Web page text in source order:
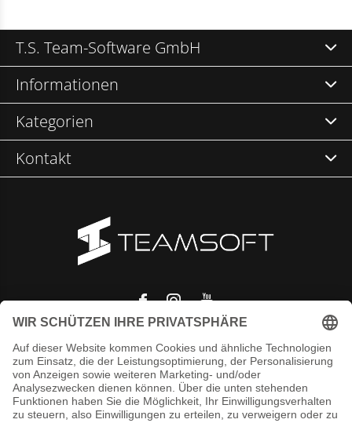
T.S. Team-Software GmbH
Informationen
Kategorien
Kontakt
© Copyright2026- Theme RePos - Theme ByDMWSxPlus+-
feed